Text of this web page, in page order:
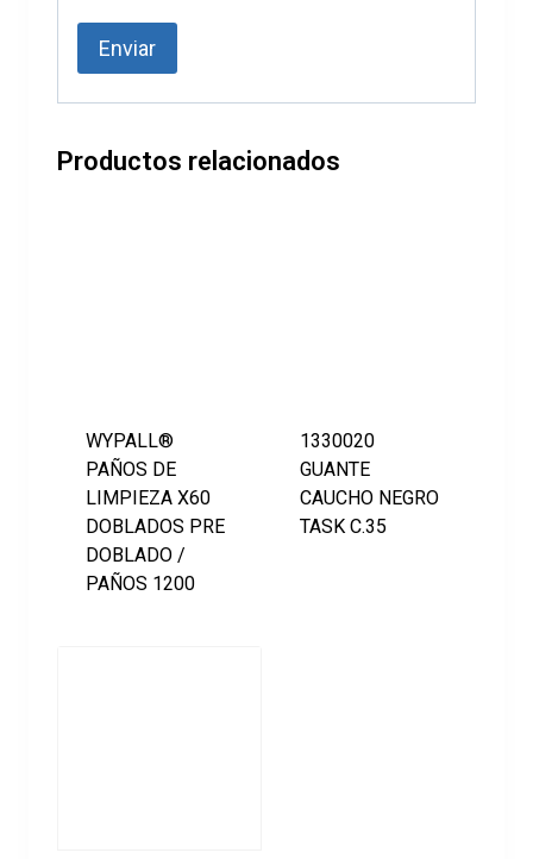
Productos relacionados
WYPALL®
PAÑOS DE
LIMPIEZA X60
DOBLADOS PRE
DOBLADO /
PAÑOS 1200
1330020
GUANTE
CAUCHO NEGRO
TASK C.35